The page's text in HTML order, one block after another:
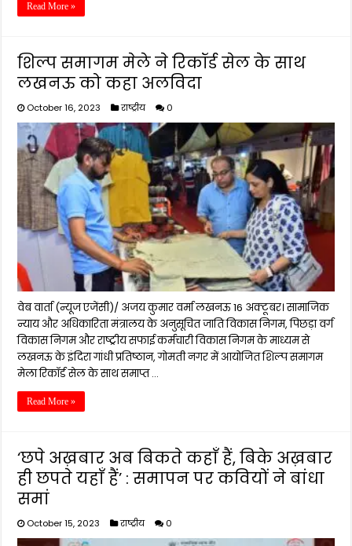
Read More »
शिल्प समागम मेले ने रिकॉर्ड सेल के साथ
लखनऊ को कहा अलविदा
October 16, 2023 राष्ट्रीय 0
वेब वार्ता (न्यूज एजेंसी)/ अजय कुमार वर्मा लखनऊ 16 अक्टूबर। सामाजिक
न्याय और अधिकारिता मंत्रालय के अनुसूचित जाति विकास निगम, पिछड़ा वर्ग
विकास निगम और राष्ट्रीय सफाई कर्मचारी विकास निगम के माध्यम से
लखनऊ के इंदिरा गांधी प्रतिष्ठान, गोमती नगर में आयोजित शिल्प समागम
मेला रिकॉर्ड सेल के साथ समाप्त …
Read More »
‘छपे अख़बार अब बिकते कहाँ हैं, बिके अख़बार
ही छपते यहाँ हैं’ : समापन पर कवियों ने बांधा
समां
October 15, 2023 राष्ट्रीय 0